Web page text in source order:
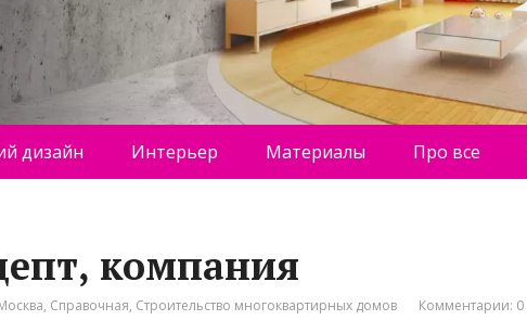
дизайн Интерьер Материалы Про все
компания
, Справочная, Строительство многоквартирных домов Комментарии: 0